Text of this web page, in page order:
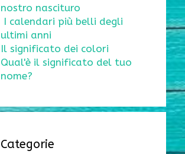
nostro nascituro
I calendari più belli degli
ultimi anni
Il significato dei colori
Qual'è il significato del tuo
nome?
Categorie